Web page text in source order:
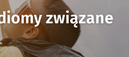
związane